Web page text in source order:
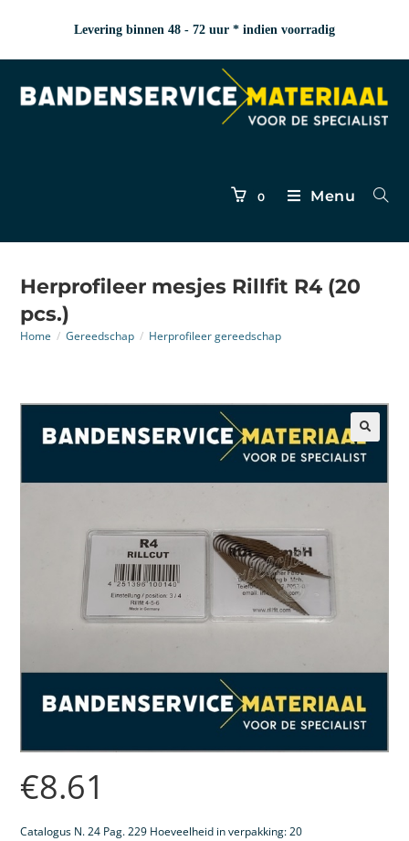
Levering binnen 48 - 72 uur * indien voorradig
0 Menu
Herprofileer mesjes Rillfit R4 (20
pcs.)
Home / Gereedschap / Herprofileer gereedschap
🔍
€8.61
Catalogus N. 24 Pag. 229 Hoeveelheid in verpakking: 20